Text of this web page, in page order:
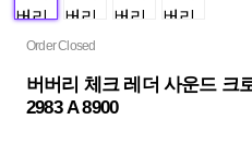
Order Closed
버버리 체크 레더 사운드 크
2983 A 8900